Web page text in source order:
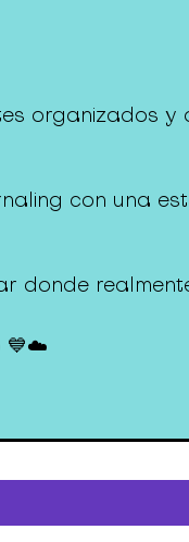
organizados y
con una
donde
💙☁️